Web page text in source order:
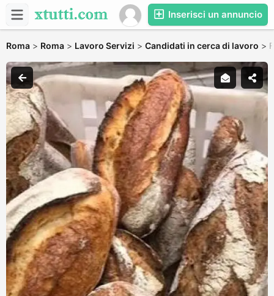
Inserisci un annuncio
Roma > Roma > Lavoro Servizi > Candidati in cerca di lavoro >